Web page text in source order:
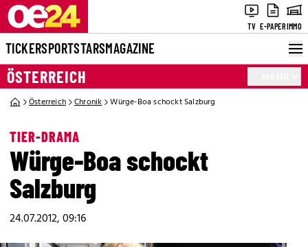
TV E-PAPERIMMO
TICKERSPORTSTARSMAGAZINE
ÖSTERREICH
Österreich Chronik Würge-Boa schockt Salzburg
TIER-DRAMA
Würge-Boa schockt
Salzburg
24.07.2012, 09:16